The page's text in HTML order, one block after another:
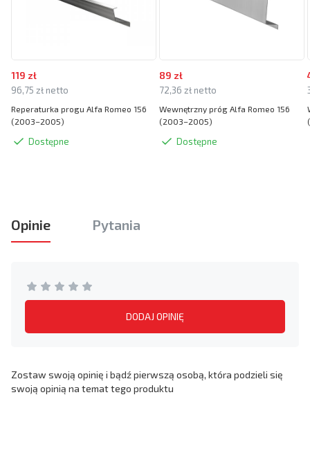
119 zł
96,75 zł netto
Reperaturka progu Alfa Romeo 156
(2003–2005)
Dostępne
89 zł
72,36 zł netto
Wewnętrzny próg Alfa Romeo 156
(2003–2005)
Dostępne
Opinie Pytania
DODAJ OPINIĘ
Zostaw swoją opinię i bądź pierwszą osobą, która podzieli się
swoją opinią na temat tego produktu